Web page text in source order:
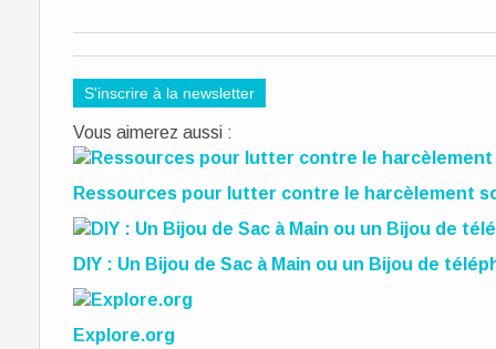
S'inscrire à la newsletter
Vous aimerez aussi :
Ressources pour lutter contre le harcèlement
DIY : Un Bijou de Sac à Main ou un Bijou de
Explore.org